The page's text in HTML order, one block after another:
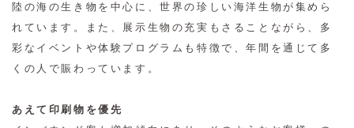
陸の海の生き物を中心に、世界の珍しい海洋生物が集めら
れています。また、展示生物の充実もさることながら、多
彩なイベントや体験プログラムも特徴で、年間を通じて多
くの人で賑わっています。
あえて印刷物を優先